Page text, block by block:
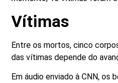
Vítimas
Entre os mortos, cinco
das vítimas depende do
Em áudio enviado à CNN,